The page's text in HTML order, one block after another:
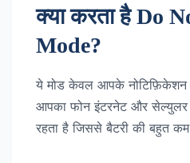
क्या करता है Do
Mode?
ये मोड केवल आपके
आपका फोन इंटरनेट और सेल्युलर
रहता है जिससे बैटरी की बहुत